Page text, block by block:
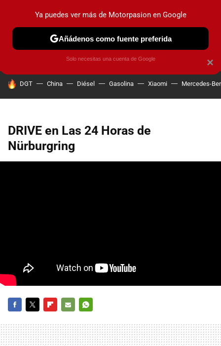
PRUEBAS COCHES ELÉCTRICOS OBSERVATORIO
HOY SE HABLA DE
DGT China Diésel Gasolina Xiaomi Mercedes-
DRIVE en Las 24 Horas de
Nürburgring
MAIL
×
Ya puedes ver más de Motorpasion en Google
Añádenos como fuente preferida
Solo necesitas una cuenta de Google